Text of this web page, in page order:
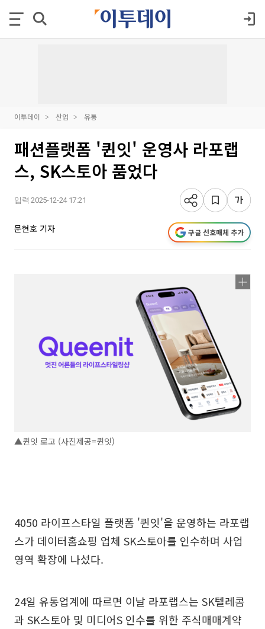
이투데이 산업 유통
패션플랫폼 '퀸잇' 운영사 라포랩
스, SK스토아 품었다
입력 2025-12-24 17:21
문현호 기자 구글 선호매체 추가
▲퀸잇 로고 (사진제공=퀸잇)
4050 라이프스타일 플랫폼 '퀸잇'을 운영하는 라포랩
스가 데이터홈쇼핑 업체 SK스토아를 인수하며 사업
영역 확장에 나섰다.
24일 유통업계에 따르면 이날 라포랩스는 SK텔레콤
과 SK스토아 및 미디어S 인수를 위한 주식매매계약